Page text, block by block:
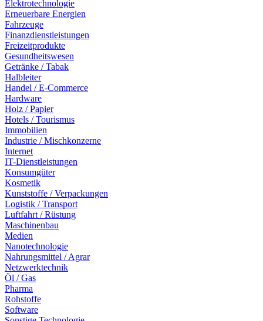
Elektrotechnologie
Erneuerbare Energien
Fahrzeuge
Finanzdienstleistungen
Freizeitprodukte
Gesundheitswesen
Getränke / Tabak
Halbleiter
Handel / E-Commerce
Hardware
Holz / Papier
Hotels / Tourismus
Immobilien
Industrie / Mischkonzerne
Internet
IT-Dienstleistungen
Konsumgüter
Kosmetik
Kunststoffe / Verpackungen
Logistik / Transport
Luftfahrt / Rüstung
Maschinenbau
Medien
Nanotechnologie
Nahrungsmittel / Agrar
Netzwerktechnik
Öl / Gas
Pharma
Rohstoffe
Software